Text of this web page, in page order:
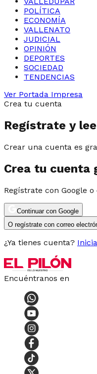
POLÍTICA
ECONOMÍA
VALLENATO
JUDICIAL
OPINIÓN
DEPORTES
SOCIEDAD
TENDENCIAS
Ver Portada Impresa
Crea tu cuenta
Regístrate y
Crear una cuenta es
Crea tu cuenta
Regístrate con Google
Continuar con Google
O regístrate con correo
¿Ya tienes cuenta?
Encuéntranos en